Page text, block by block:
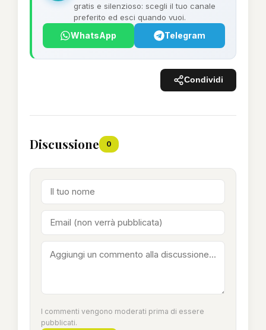
gratis e silenzioso: scegli il tuo canale
preferito ed esci quando vuoi.
WhatsApp Telegram
Condividi
Discussione 0
I commenti vengono moderati prima di essere
pubblicati.